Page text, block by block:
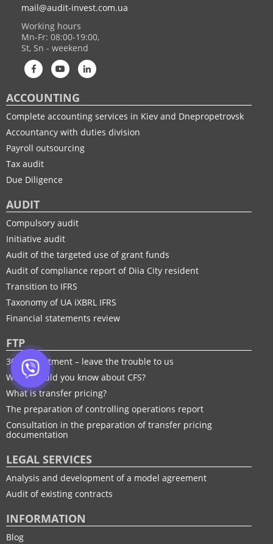
mail@audit-invest.com.ua
Working hours
Mn-Fr: 08:00-19:00,
St, Sn - weekend
ACCOUNTING
Complete accounting services in Kiev and Dnepropetrovsk
Accountancy with duties division
Payroll outsourcing
Tax audit
Due Diligence
AUDIT
Compulsory audit
Initiative audit
Audit of the targeted use of grant funds
Audit of compliance report of Diia City resident
Transition to IFRS
Taxonomy of UA іXBRL IFRS
Financial statements review
FTP
30% adjustment – leave the trouble to us
What should you know about CFS?
What is transfer pricing?
The preparation of controlling operations report
Consultation in the preparation of transfer pricing
documentation
LEGAL SERVICES
Analysis and development of a model agreement
Audit of existing contracts
INFORMATION
Blog